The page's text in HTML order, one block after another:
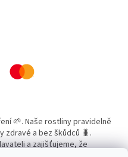
🌱. Naše rostliny pravidelně
zdravé a bez škůdců 🐛.
a zajišťujeme, že